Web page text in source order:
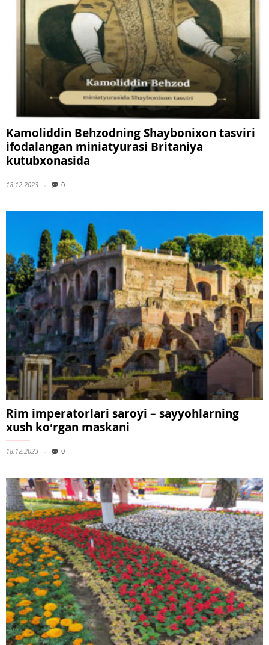
Kamoliddin Behzodning Shaybonixon tasviri
ifodalangan miniatyurasi Britaniya
kutubxonasida
18.12.2023 0
Rim imperatorlari saroyi – sayyohlarning
xush koʻrgan maskani
18.12.2023 0